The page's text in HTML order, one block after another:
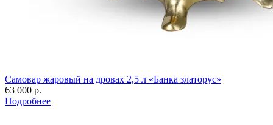
Самовар жаровый на дровах 2,5 л «Банка златорус»
63 000 р.
Подробнее